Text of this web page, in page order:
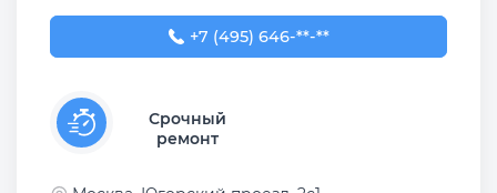
+7 (495) 646-70-73
+7 (495) 646-**-**
Срочный
ремонт